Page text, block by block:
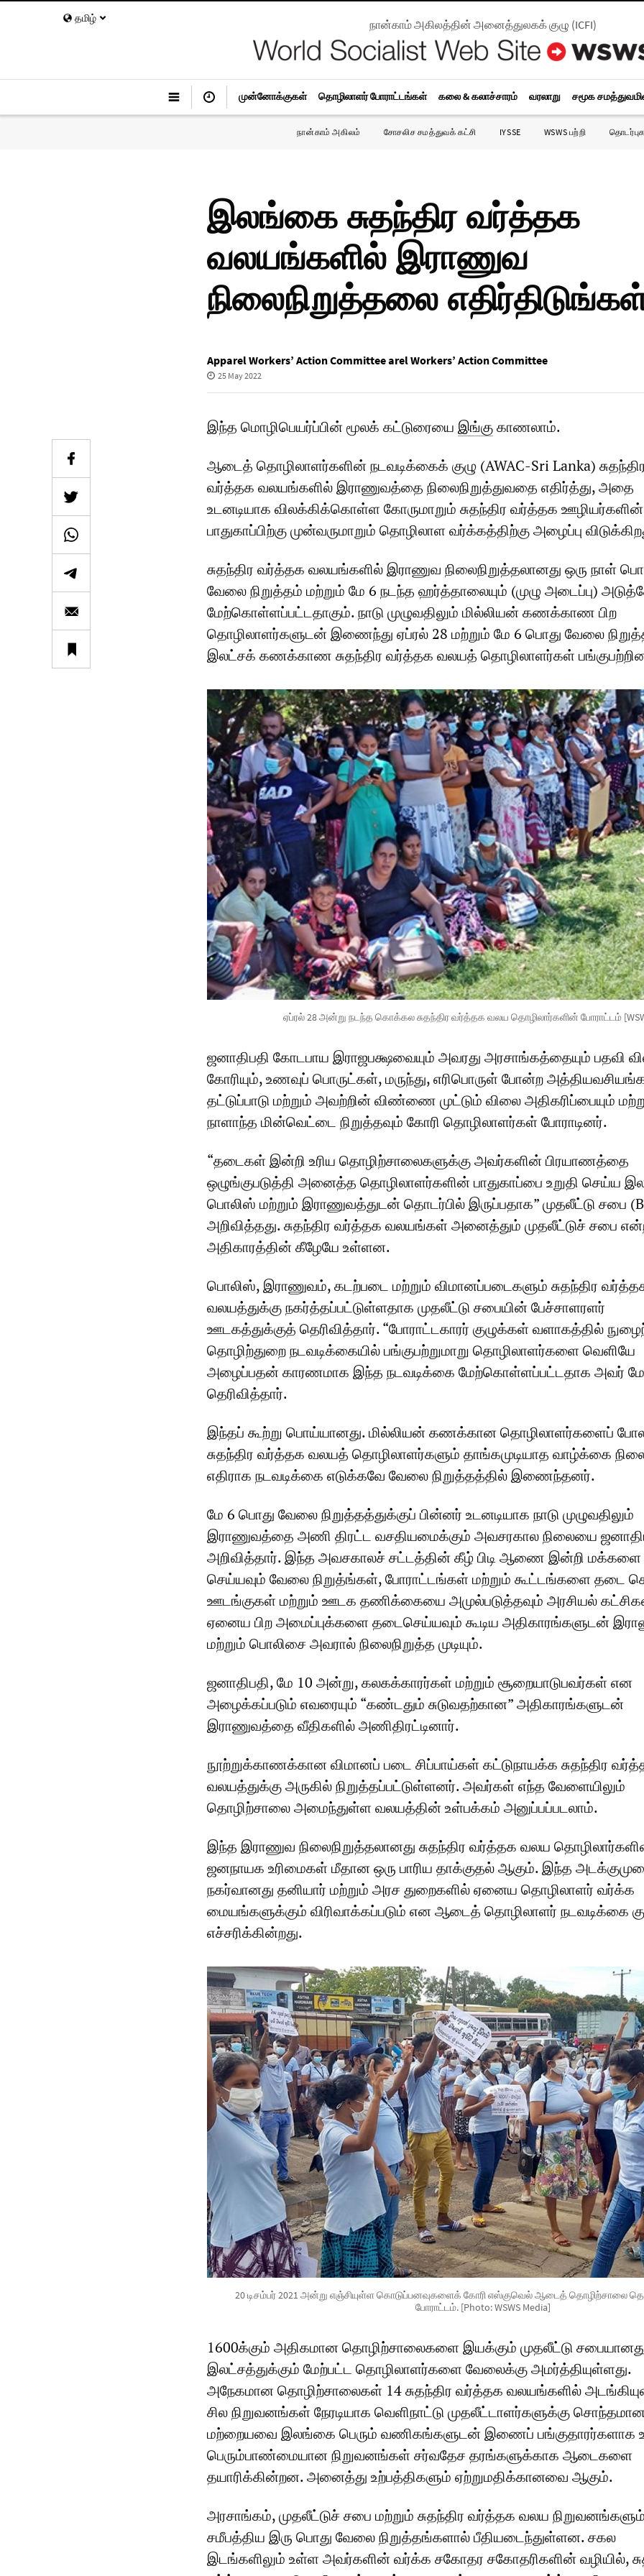
தமிழ் நான்காம் அகிலத்தின் அனைத்துலகக் குழு (ICFI)
முன்னோக்குகள் தொழிலாளர் போராட்டங்கள் கலை & கலாச்சாரம் வரலாறு சமூக
நான்காம் அகிலம் சோசலிச சமத்துவக் கட்சி IYSSE WSWS பற்றி
இலங்கை சுதந்திர வர்த்தக
வலயங்களில் இராணுவ
நிலைநிறுத்தலை
Apparel Workers’ Action Committee arel Workers’ Action Committee
25 May 2022
இந்த மொழிபெயர்ப்பின் மூலக் கட்டுரையை இங்குகாணலாம்.
ஆடைத் தொழிலாளர்களின் நடவடிக்கைக் குழு (AWAC-Sri Lanka)
வர்த்தக வலயங்களில் இராணுவத்தை நிலைநிறுத்துவதை எதிர்த்து, அதை
உடனடியாக விலக்கிக்கொள்ள கோருமாறும் சுதந்திர வர்த்தக ஊழியர்களின்
பாதுகாப்பிற்கு முன்வருமாறும் தொழிலாள வர்க்கத்திற்கு அழைப்பு
சுதந்திர வர்த்தக வலயங்களில் இராணுவ நிலைநிறுத்தலானது ஒரு நாள்
வேலை நிறுத்தம் மற்றும் மே 6 நடந்த ஹர்த்தாலையும் (முழு அடைப்பு)
மேற்கொள்ளப்பட்டதாகும். நாடு முழுவதிலும் மில்லியன் கணக்காண பிற
தொழிலாளர்களுடன் இணைந்து ஏப்ரல் 28 மற்றும் மே 6 பொது வேலை
இலட்சக் கணக்காண சுதந்திர வர்த்தக வலயத் தொழிலாளர்கள்
ஏப்ரல் 28 அன்று நடந்த கொக்கல சுதந்திர வர்த்தக வலய தொழிலார்களின் போராட்டம்
ஜனாதிபதி கோடபாய இராஜபக்ஷவையும் அவரது அரசாங்கத்தையும் பதவி
கோரியும், உணவுப் பொருட்கள், மருந்து, எரிபொருள் போன்ற
தட்டுப்பாடு மற்றும் அவற்றின் விண்ணை முட்டும் விலை அதிகரிப்பையும்
நாளாந்த மின்வெட்டை நிறுத்தவும் கோரி தொழிலாளர்கள் போராடினர்.
“தடைகள் இன்றி உரிய தொழிற்சாலைகளுக்கு அவர்களின் பிரயாணத்தை
ஒழுங்குபடுத்தி அனைத்த தொழிலாளர்களின் பாதுகாப்பை உறுதி செய்ய
பொலிஸ் மற்றும் இராணுவத்துடன் தொடர்பில் இருப்பதாக” முதலீட்டு சபை
அறிவித்தது. சுதந்திர வர்த்தக வலயங்கள் அனைத்தும் முதலீட்டுச் சபை
அதிகாரத்தின் கீழேயே உள்ளன.
பொலிஸ், இராணுவம், கடற்படை மற்றும் விமானப்படைகளும் சுதந்திர
வலயத்துக்கு நகர்த்தப்பட்டுள்ளதாக முதலீட்டு சபையின் பேச்சாளரளர்
ஊடகத்துக்குத் தெரிவித்தார். “போராட்டகாரர் குழுக்கள் வளாகத்தில்
தொழிற்துறை நடவடிக்கையில் பங்குபற்றுமாறு தொழிலாளர்களை வெளியே
அழைப்பதன் காரணமாக இந்த நடவடிக்கை மேற்கொள்ளப்பட்டதாக அவர்
தெரிவித்தார்.
இந்தப் கூற்று பொய்யானது. மில்லியன் கணக்கான தொழிலாளர்களைப்
சுதந்திர வர்த்தக வலயத் தொழிலாளர்களும் தாங்கமுடியாத வாழ்க்கை
எதிராக நடவடிக்கை எடுக்கவே வேலை நிறுத்தத்தில் இணைந்தனர்.
மே 6 பொது வேலை நிறுத்தத்துக்குப் பின்னர் உடனடியாக நாடு முழுவதிலும்
இராணுவத்தை அணி திரட்ட வசதியமைக்கும் அவசரகால நிலையை
அறிவித்தார். இந்த அவசகாலச் சட்டத்தின் கீழ் பிடி ஆணை இன்றி மக்களை
செய்யவும் வேலை நிறுத்ங்கள், போராட்டங்கள் மற்றும் கூட்டங்களை தடை
ஊடங்குகள் மற்றும் ஊடக தணிக்கையை அமுல்படுத்தவும் அரசியல்
ஏனைய பிற அமைப்புக்களை தடைசெய்யவும் கூடிய அதிகாரங்களுடன்
மற்றும் பொலிசை அவரால் நிலைநிறுத்த முடியும்.
ஜனாதிபதி, மே 10 அன்று, கலகக்காரர்கள் மற்றும் சூறையாடுபவர்கள் என
அழைக்கப்படும் எவரையும் “கண்டதும் சுடுவதற்கான” அதிகாரங்களுடன்
இராணுவத்தை வீதிகளில் அணிதிரட்டினார்.
நூற்றுக்காணக்கான விமானப் படை சிப்பாய்கள் கட்டுநாயக்க சுதந்திர
வலயத்துக்கு அருகில் நிறுத்தப்பட்டுள்ளனர். அவர்கள் எந்த வேளையிலும்
தொழிற்சாலை அமைந்துள்ள வலயத்தின் உள்பக்கம் அனுப்பப்படலாம்.
இந்த இராணுவ நிலைநிறுத்தலானது சுதந்திர வர்த்தக வலய
ஜனநாயக உரிமைகள் மீதான ஒரு பாரிய தாக்குதல் ஆகும். இந்த
நகர்வானது தனியார் மற்றும் அரச துறைகளில் ஏனைய தொழிலாளர் வர்க்க
மையங்களுக்கும் விரிவாக்கப்படும் என ஆடைத் தொழிலாளர் நடவடிக்கை
எச்சரிக்கின்றது.
20 டிசம்பர் 2021 அன்று எஞ்சியுள்ள கொடுப்பனவுகளைக் கோரி எஸ்குவெல் ஆடைத் தொழிற்சாலை
போராட்டம். [Photo: WSWS Media]
1600க்கும் அதிகமான தொழிற்சாலைகளை இயக்கும் முதலீட்டு
இலட்சத்துக்கும் மேற்பட்ட தொழிலாளர்களை வேலைக்கு அமர்த்தியுள்ளது.
அநேகமான தொழிற்சாலைகள் 14 சுதந்திர வர்த்தக வலயங்களில்
சில நிறுவனங்கள் நேரடியாக வெளிநாட்டு முதலீட்டாளர்களுக்கு
மற்றையவை இலங்கை பெரும் வணிகங்களுடன் இணைப் பங்குதாரர்களாக
பெரும்பாண்மையான நிறுவனங்கள் சர்வதேச தரங்களுக்காக ஆடைகளை
தயாரிக்கின்றன. அனைத்து உற்பத்திகளும் ஏற்றுமதிக்கானவை ஆகும்.
அரசாங்கம், முதலீட்டுச் சபை மற்றும் சுதந்திர வர்த்தக வலய
சமீபத்திய இரு பொது வேலை நிறுத்தங்களால் பீதியடைந்துள்ளன. சகல
இடங்களிலும் உள்ள அவர்களின் வர்க்க சகோதர சகோதரிகளின் வழியில்,